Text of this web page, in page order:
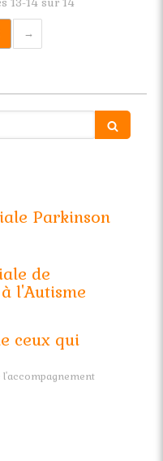
Parkinson
de
l'Autisme
ceux qui
l'accompagnement